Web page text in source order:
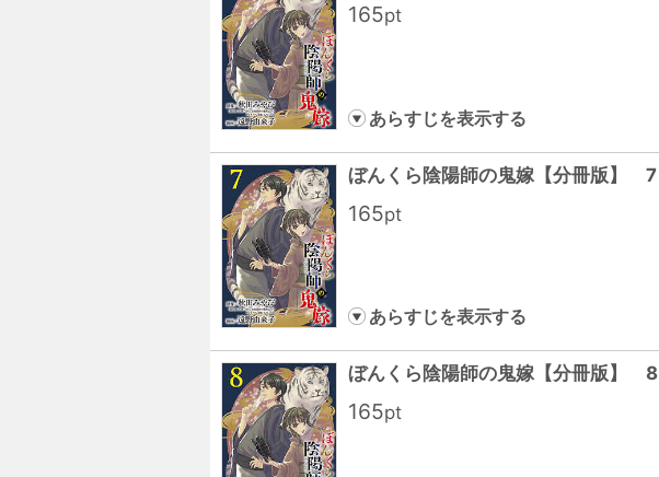
165pt
あらすじを表示する
ぼんくら陰陽師の鬼嫁【分冊版】 7
165pt
あらすじを表示する
ぼんくら陰陽師の鬼嫁【分冊版】 8
165pt